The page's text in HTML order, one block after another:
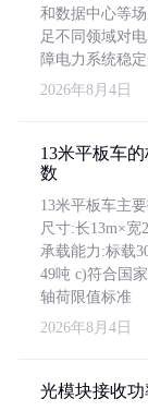
和数据中心等
足不同领域对
障电力系统稳定
2026年8月4日
13米平板车
数
13米平板车主
尺寸:长13m×宽
承载能力:标载
49吨 c)符合国
轴荷限值标准
2026年8月4日
光模块接收